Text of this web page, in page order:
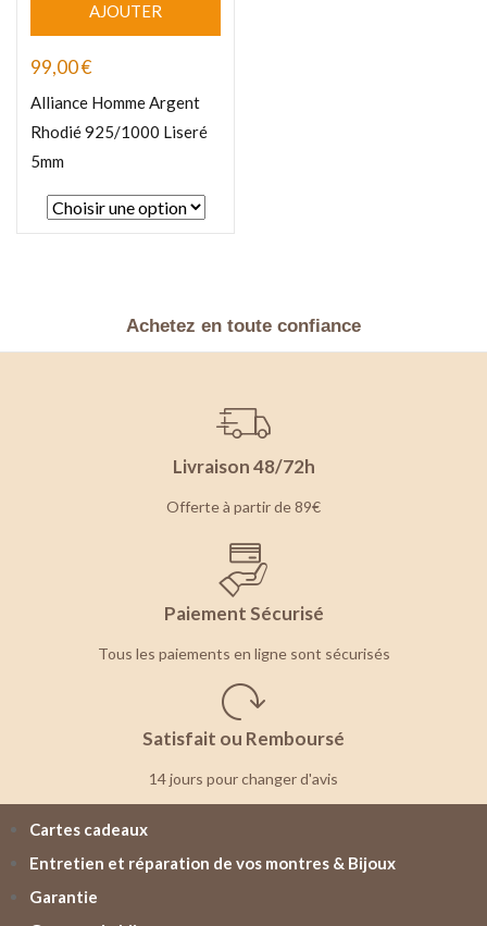
AJOUTER
99,00€
Alliance Homme Argent
Rhodié 925/1000 Liseré
5mm
Achetez en toute confiance
Livraison 48/72h
Offerte à partir de 89€
Paiement Sécurisé
Tous les paiements en ligne sont sécurisés
Satisfait ou Remboursé
14 jours pour changer d'avis
Cartes cadeaux
Entretien et réparation de vos montres & Bijoux
Garantie